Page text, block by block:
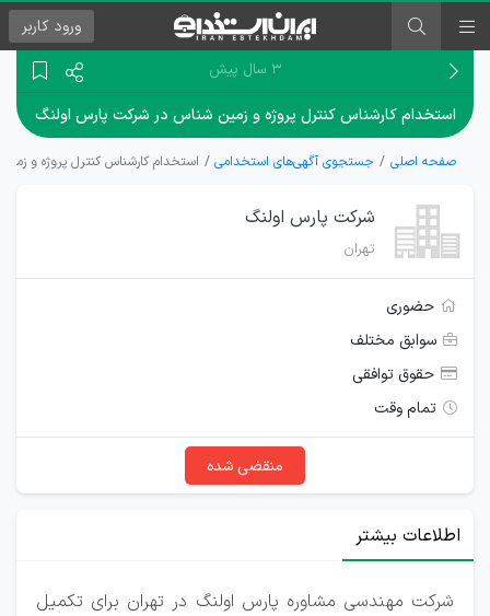
ورود کاربر
۳ سال پیش
استخدام کارشناس کنترل پروژه و زمین شناس در شرکت پارس اولنگ
صفحه اصلی جستجوی آگهی‌های استخدامی استخدام کارشناس کنترل پروژه و
شرکت پارس اولنگ
تهران
حضوری
سوابق مختلف
حقوق توافقی
تمام وقت
منقضی شده
اطلاعات بیشتر
شرکت مهندسی مشاوره پارس اولنگ در تهران برای تکمیل